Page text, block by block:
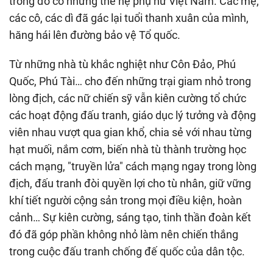
các cô, các dì đã gác lại tuổi thanh xuân của mình,
hăng hái lên đường bảo vệ Tổ quốc.
Từ những nhà tù khắc nghiệt như Côn Đảo, Phú
Quốc, Phú Tài… cho đến những trại giam nhỏ trong
lòng địch, các nữ chiến sỹ vẫn kiên cường tổ chức
các hoạt động đấu tranh, giáo dục lý tưởng và động
viên nhau vượt qua gian khổ, chia sẻ với nhau từng
hạt muối, nắm cơm, biến nhà tù thành trường học
cách mạng, "truyền lửa" cách mạng ngay trong lòng
địch, đấu tranh đòi quyền lợi cho tù nhân, giữ vững
khí tiết người cộng sản trong mọi điều kiện, hoàn
cảnh… Sự kiên cường, sáng tạo, tinh thần đoàn kết
đó đã góp phần không nhỏ làm nên chiến thắng
trong cuộc đấu tranh chống đế quốc của dân tộc.